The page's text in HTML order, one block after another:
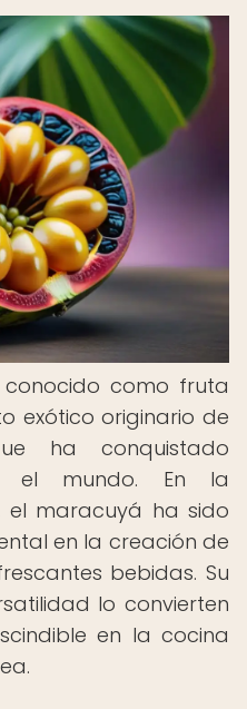
como fruta
exótico originario de
ha conquistado
el mundo. En la
el maracuyá ha sido
en la creación de
bebidas. Su
lo convierten
en la cocina